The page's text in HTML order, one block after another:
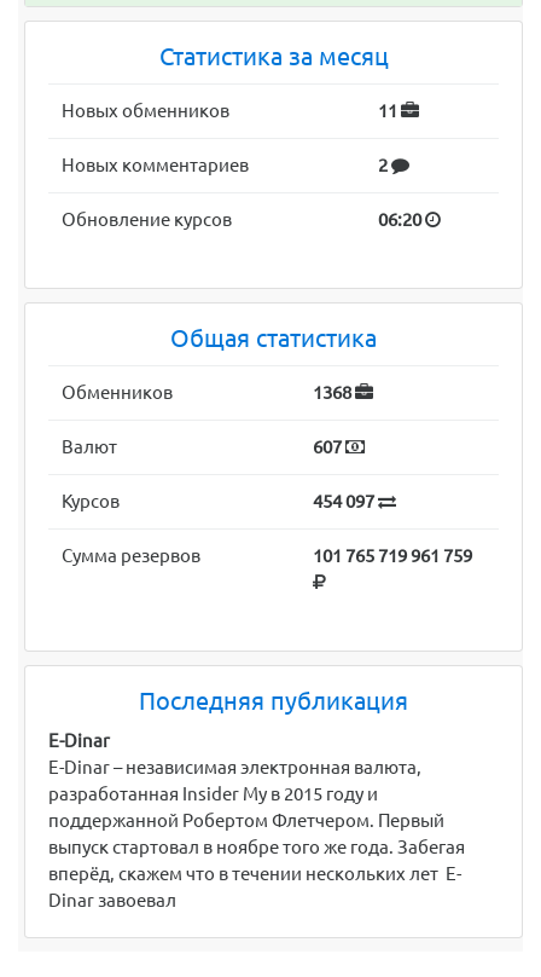
Статистика за месяц
Новых обменников 11
Новых комментариев 2
Обновление курсов 06:20
Общая статистика
Обменников 1368
Валют 607
Курсов 454 097
Сумма резервов 101 765 719 961 759
Последняя публикация
E-Dinar
E-Dinar – независимая электронная валюта,
разработанная Insider My в 2015 году и
поддержанной Робертом Флетчером. Первый
выпуск стартовал в ноябре того же года. Забегая
вперёд, скажем что в течении нескольких лет E-
Dinar завоевал